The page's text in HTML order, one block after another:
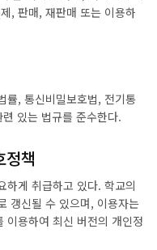
, 판매, 재판매 또는 이용하
률, 통신비밀보호법, 전기통
있는 법규를 준수한다.
정책
하게 취급하고 있다. 학교의
갱신될 수 있으며, 이용자는
이용하여 최신 버전의 개인정